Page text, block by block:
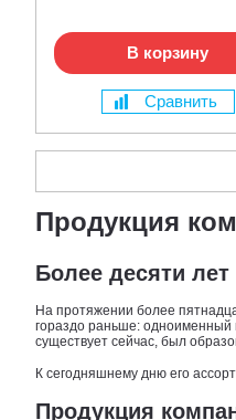
В корзину
Сравнить
Продукция
Более десяти
На протяжении более
гораздо раньше: одноименный
существует сейчас, был
К сегодняшнему дню его
Продукция